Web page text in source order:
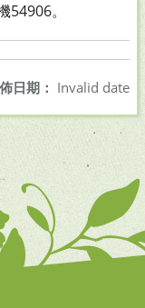
。
日期： Invalid date